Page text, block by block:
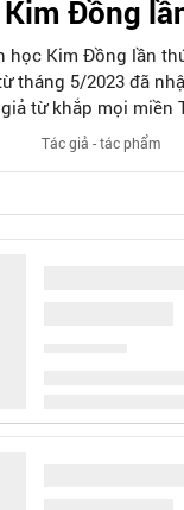
Đồng
học Kim Đồng lần
tháng 5/2023 đã
từ khắp mọi miền
thưởng vừa được Nxb
đọc. Đó là tác phẩm
và "Đại náo nhà
Tác giả - tác phẩm